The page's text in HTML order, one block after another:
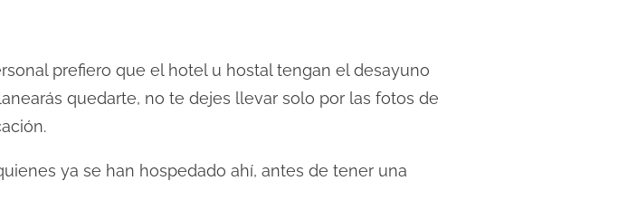
prefiero que el hotel u hostal tengan el desayuno
quedarte, no te dejes llevar solo por las fotos de
ya se han hospedado ahí, antes de tener una